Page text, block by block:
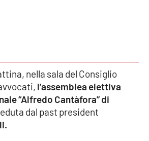
nella sala del Consiglio
l’assemblea elettiva
“Alfredo Cantàfora” di
dal past president